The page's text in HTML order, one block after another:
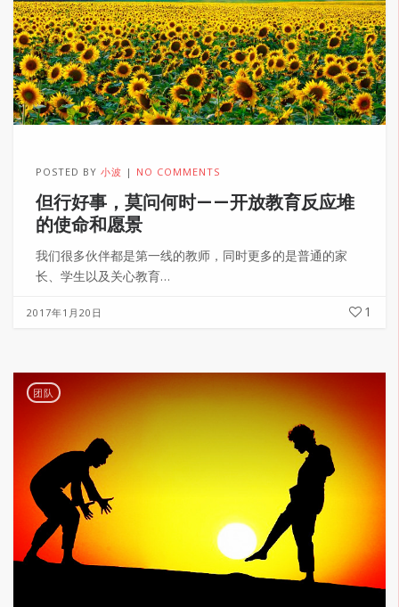
POSTED BY小波 NO COMMENTS
但行好事，莫问何时——开放教育反应堆
的使命和愿景
我们很多伙伴都是第一线的教师，同时更多的是普通的家
长、学生以及关心教育…
2017年1月20日 1
团队